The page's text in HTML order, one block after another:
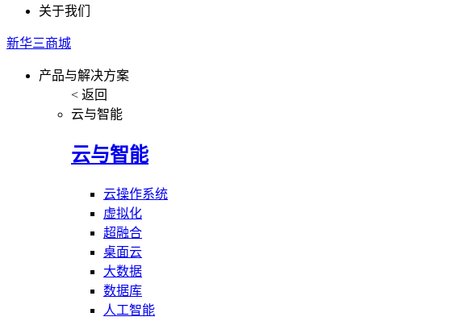
关于我们
新华三商城
产品与解决方案
< 返回
云与智能
云与智能
云操作系统
虚拟化
超融合
桌面云
大数据
数据库
人工智能